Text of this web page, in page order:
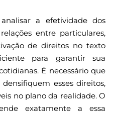
a efetividade dos
entre particulares,
de direitos no texto
para garantir sua
É necessário que
esses direitos,
no plano da realidade. O
exatamente a essa